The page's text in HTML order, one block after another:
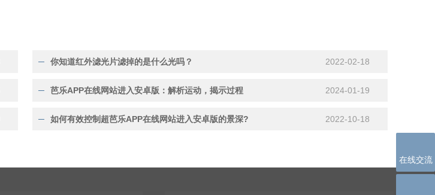
你知道红外滤光片滤掉的是什么光吗？ 2022-02-18
芭乐APP在线网站进入安卓版：解析运动，揭示过程 2024-01-19
如何有效控制超芭乐APP在线网站进入安卓版的景深? 2022-10-18
在线交流